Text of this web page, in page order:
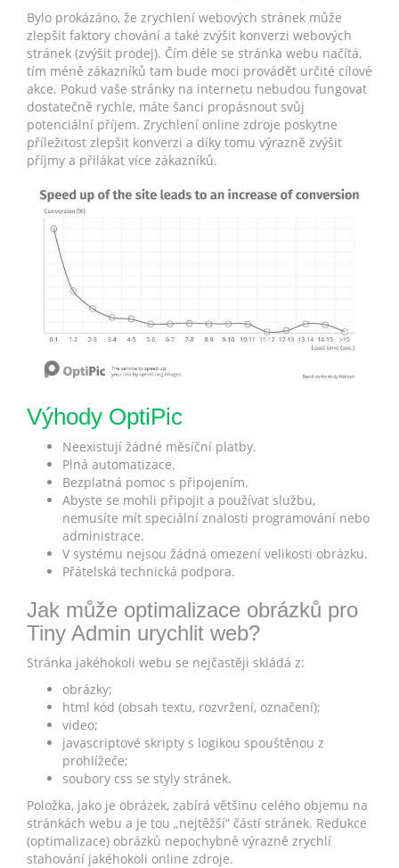
Bylo prokázáno, že zrychlení webových stránek může
zlepšit faktory chování a také zvýšit konverzi webových
stránek (zvýšit prodej). Čím déle se stránka webu načítá,
tím méně zákazníků tam bude moci provádět určité cílové
akce. Pokud vaše stránky na internetu nebudou fungovat
dostatečně rychle, máte šanci propásnout svůj
potenciální příjem. Zrychlení online zdroje poskytne
příležitost zlepšit konverzi a díky tomu výrazně zvýšit
příjmy a přilákat více zákazníků.
Výhody OptiPic
Neexistují žádné měsíční platby.
Plná automatizace.
Bezplatná pomoc s připojením.
Abyste se mohli připojit a používat službu,
nemusíte mít speciální znalosti programování nebo
administrace.
V systému nejsou žádná omezení velikosti obrázku.
Přátelská technická podpora.
Jak může optimalizace obrázků pro
Tiny Admin urychlit web?
Stránka jakéhokoli webu se nejčastěji skládá z:
obrázky;
html kód (obsah textu, rozvržení, označení);
video;
javascriptové skripty s logikou spouštěnou z
prohlížeče;
soubory css se styly stránek.
Položka, jako je obrázek, zabírá většinu celého objemu na
stránkách webu a je tou „nejtěžší“ částí stránek. Redukce
(optimalizace) obrázků nepochybně výrazně zrychlí
stahování jakéhokoli online zdroje.